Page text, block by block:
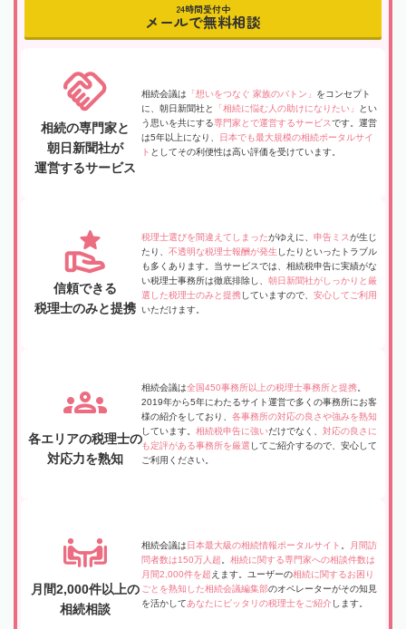
24時間受付中
メールで無料相談
相続の専門家と
朝日新聞社が
運営するサービス
相続会議は 「想いをつなぐ 家族のバトン」 をコンセプト
に、朝日新聞社と
「相続に悩む人の助けになりたい」
とい
う思いを共にする専門家とで運営するサービスです。運営
は5年以上になり、
日本でも最大規模の相続ポータルサイ
ト としてその利便性は高い評価を受けています。
信頼できる
税理士のみと提携
税理士選びを間違えてしまったがゆえに、 申告ミスが生じ
たり、 不透明な税理士報酬が発生 したりといったトラブル
も多くあります。当サービスでは、相続税申告に実績がな
い税理士事務所は徹底排除し、 朝日新聞社がしっかりと厳
選した税理士のみと提携していますので、 安心してご利用
いただけます。
各エリアの税理士の
対応力を熟知
相続会議は全国450事務所以上の税理士事務所と提携
2019年から5年にわたるサイト運営で多くの事務所にお客
様の紹介をしており、 各事務所の対応の良さや強みを熟知
しています。 相続税申告に強いだけでなく、 対応の良さに
も定評がある事務所を厳選 してご紹介するので、安心して
ご利用ください。
月間2,000件以上の
相続相談
相続会議は 日本最大級の相続情報ポータルサイト
月間訪
問者数は150万人超
相続に関する専門家への相談件数は
月間2,000件を超 えます。ユーザーの相続に関するお困り
ごとを熟知した相続会議編集部のオペレーターがその知見
を活かしてあなたにピッタリの税理士をご紹介 します。